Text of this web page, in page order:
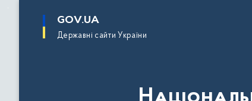
основного
GOV.UA
Державні сайти України